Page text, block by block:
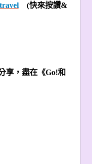
(快來按讚&
享，盡在《Go!和